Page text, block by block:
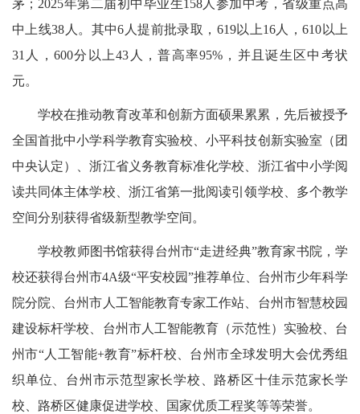
茅；2025年第二届初中毕业生158人参加中考，省级重点高
中上线38人。其中6人提前批录取，619以上16人，610以上
31人，600分以上43人，普高率95%，并且诞生区中考状
元。
学校在推动教育改革和创新方面硕果累累，先后被授予
全国首批中小学科学教育实验校、小平科技创新实验室（团
中央认定）、浙江省义务教育标准化学校、浙江省中小学阅
读共同体主体学校、浙江省第一批阅读引领学校、多个教学
空间分别获得省级新型教学空间。
学校教师图书馆获得台州市“走进经典”教育家书院，学
校还获得台州市4A级“平安校园”推荐单位、台州市少年科学
院分院、台州市人工智能教育专家工作站、台州市智慧校园
建设标杆学校、台州市人工智能教育（示范性）实验校、台
州市“人工智能+教育”标杆校、台州市全球发明大会优秀组
织单位、台州市示范型家长学校、路桥区十佳示范家长学
校、路桥区健康促进学校、国家优质工程奖等等荣誉。